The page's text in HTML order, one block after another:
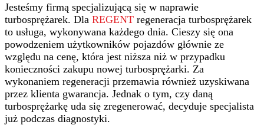
Jesteśmy firmą specjalizującą się w naprawie
turbosprężarek. Dla REGENT regeneracja turbosprężarek
to usługa, wykonywana każdego dnia. Cieszy się ona
powodzeniem użytkowników pojazdów głównie ze
względu na cenę, która jest niższa niż w przypadku
konieczności zakupu nowej turbosprężarki. Za
wykonaniem regeneracji przemawia również uzyskiwana
przez klienta gwarancja. Jednak o tym, czy daną
turbosprężarkę uda się zregenerować, decyduje specjalista
już podczas diagnostyki.